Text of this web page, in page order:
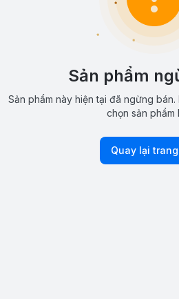
Sản phẩm
Sản phẩm này hiện tại đã ngừng
chọn sản phẩm
Quay lại